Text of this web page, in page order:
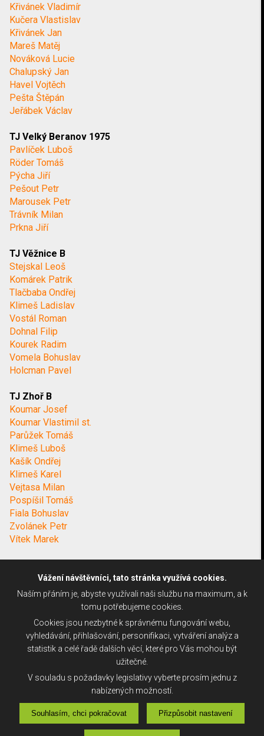
Křivánek Vladimír
Kučera Vlastislav
Křivánek Jan
Mareš Matěj
Nováková Lucie
Chalupský Jan
Havel Vojtěch
Pešta Štěpán
Jeřábek Václav
TJ Velký Beranov 1975
Pavlíček Luboš
Röder Tomáš
Pýcha Jiří
Pešout Petr
Marousek Petr
Trávník Milan
Prkna Jiří
TJ Věžnice B
Stejskal Leoš
Komárek Patrik
Tlačbaba Ondřej
Klimeš Ladislav
Vostál Roman
Dohnal Filip
Kourek Radim
Vomela Bohuslav
Holcman Pavel
TJ Zhoř B
Koumar Josef
Koumar Vlastimil st.
Parůžek Tomáš
Klimeš Luboš
Kašík Ondřej
Klimeš Karel
Vejtasa Milan
Pospíšil Tomáš
Fiala Bohuslav
Zvolánek Petr
Vítek Marek
Vážení návštěvníci, tato stránka využívá cookies.
Naším přáním je, abyste využívali naši službu na maximum, a k
tomu potřebujeme cookies.
Cookies jsou nezbytné k správnému fungování webu,
vyhledávání, přihlašování, personifikaci, vytváření analýz a
statistik a celé řadě dalších věcí, které pro Vás mohou být
užitečné.
V souladu s požadavky legislativy vyberte prosím jednu z
nabízených možností.
Souhlasím, chci pokračovat Přizpůsobit nastavení